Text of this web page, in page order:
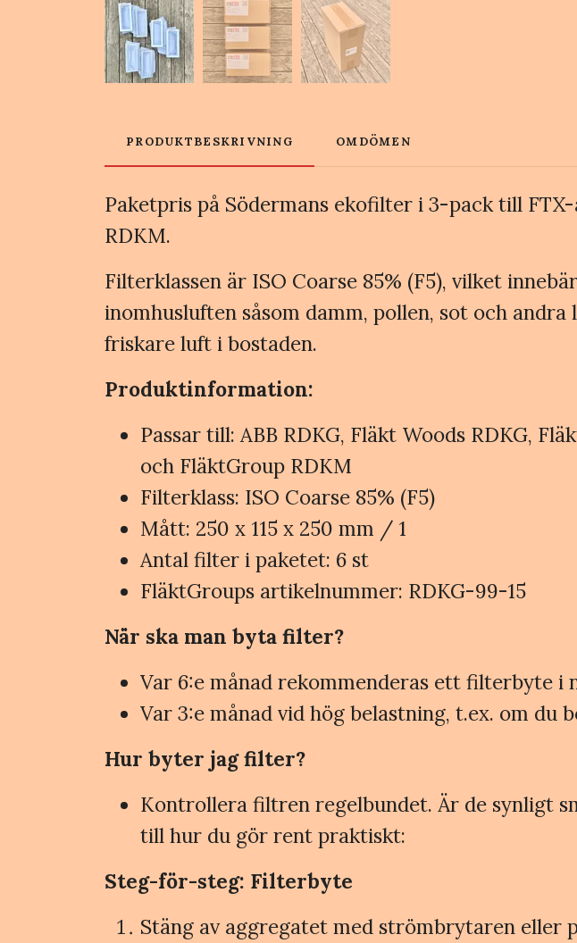
PRODUKTBESKRIVNING OMDÖMEN
Paketpris på Södermans ekofilter i 3-pack till
RDKM.
Filterklassen är ISO Coarse 85% (F5), vilket
inomhusluften såsom damm, pollen, sot och
friskare luft i bostaden.
Produktinformation:
Passar till: ABB RDKG, Fläkt Woods RDKG,
och FläktGroup RDKM
Filterklass: ISO Coarse 85% (F5)
Mått: 250 x 115 x 250 mm / 1
Antal filter i paketet: 6 st
FläktGroups artikelnummer: RDKG-99-15
När ska man byta filter?
Var 6:e månad rekommenderas ett filterbyte i
Var 3:e månad vid hög belastning, t.ex. om
Hur byter jag filter?
Kontrollera filtren regelbundet. Är de synligt
till hur du gör rent praktiskt:
Steg-för-steg: Filterbyte
Stäng av aggregatet med strömbrytaren eller